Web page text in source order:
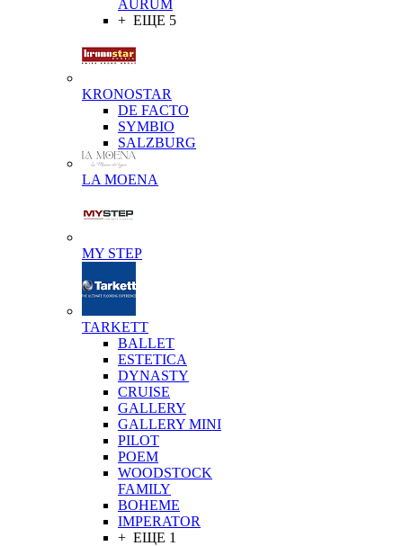
AURUM
+ ЕЩЕ 5
KRONOSTAR
DE FACTO
SYMBIO
SALZBURG
LA MOENA
MY STEP
TARKETT
BALLET
ESTETICA
DYNASTY
CRUISE
GALLERY
GALLERY MINI
PILOT
POEM
WOODSTOCK
FAMILY
BOHEME
IMPERATOR
+ ЕЩЕ 1